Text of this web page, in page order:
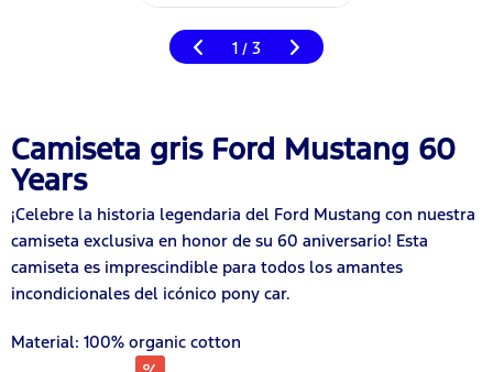
1 / 3
Camiseta gris Ford Mustang 60
Years
¡Celebre la historia legendaria del Ford Mustang con nuestra
camiseta exclusiva en honor de su 60 aniversario! Esta
camiseta es imprescindible para todos los amantes
incondicionales del icónico pony car.
Material: 100% organic cotton